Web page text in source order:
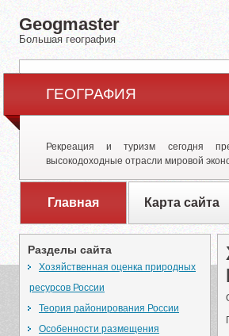
Geogmaster
Большая география
ГЕОГРАФИЯ
Рекреация и туризм сегодня
высокодоходные отрасли мировой
Главная Карта сайта
Разделы сайта
Хозяйственная оценка природных
ресурсов России
Теория районирования России
Особенности размещения